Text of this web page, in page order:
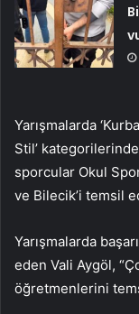
Yarışmalarda
Stil’
sporcular Okul
ve Bilecik’i temsil
Yarışmalarda
eden Vali Aygöl,
öğretmenlerini